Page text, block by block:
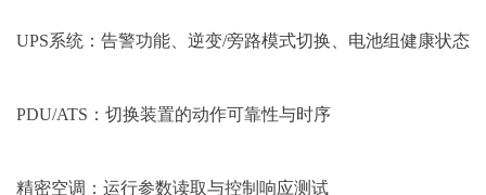
UPS系统：告警功能、逆变/旁路模式切换、电池组健康状态
PDU/ATS：切换装置的动作可靠性与时序
精密空调：运行参数读取与控制响应测试